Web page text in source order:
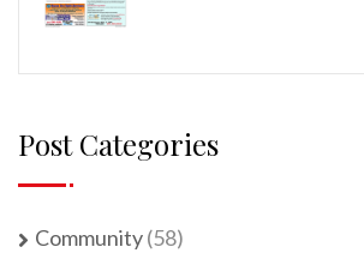
Post Categories
Community(58)